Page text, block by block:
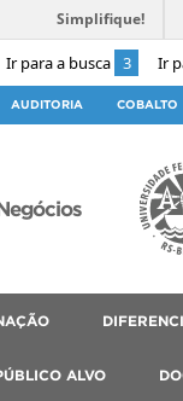
Ir para a busca 3 Ir
Simplifique!
AUDITORIA COBALTO
ALVO